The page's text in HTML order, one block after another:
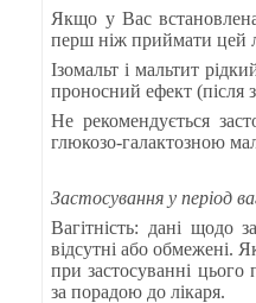
Якщо у Вас встановлена
перш ніж приймати цей
Ізомальт і мальтит
проносний ефект (після
Не рекомендується
глюкозо-галактозною
Застосування у період
Вагітність: дані щодо
відсутні або обмежені.
при застосуванні цього
за порадою до лікаря.